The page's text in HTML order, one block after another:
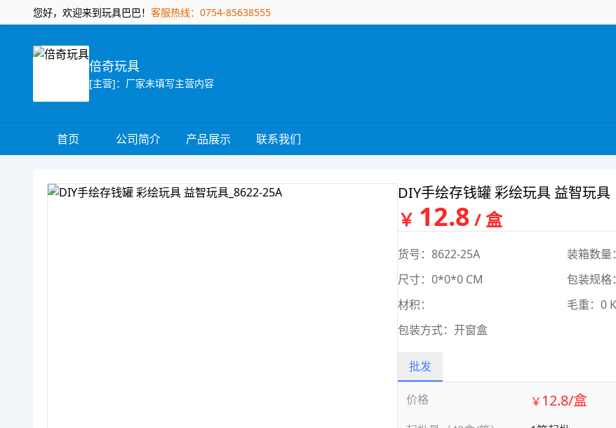
您好，欢迎来到玩具巴巴！ 客服热线：0754-85638555
倍奇玩具
[主营]：厂家未填写主营内容
首页 公司简介 产品展示 联系我们
DIY手绘存钱罐 彩绘玩具 益智玩具
￥ 12.8 / 盒
货号：8622-25A 装箱数量
尺寸：0*0*0 CM
包装规
材积：
毛重：0
包装方式：开窗盒
批发
价格
￥ 12.8/盒